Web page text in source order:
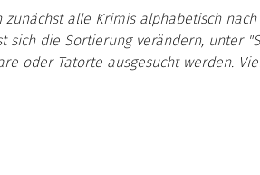
alle Krimis alphabetisch
sich die Sortierung verändern, unter
oder Tatorte ausgesucht werden.